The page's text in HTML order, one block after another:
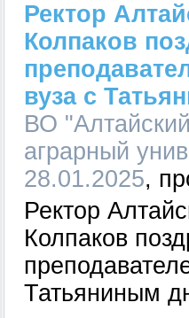
Ректор
Колпаков
вуза с
ВО
аграрный
28.01.2025
Ректор
Колпаков
Татьяниным